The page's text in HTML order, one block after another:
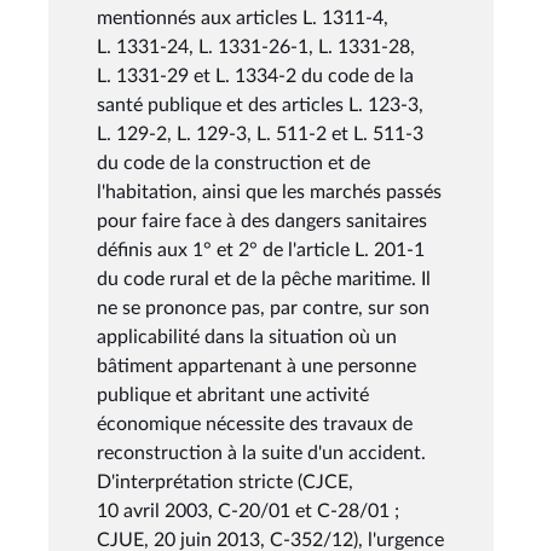
mentionnés aux articles L. 1311-4,
L. 1331-24, L. 1331-26-1, L. 1331-28,
L. 1331-29 et L. 1334-2 du code de la
santé publique et des articles L. 123-3,
L. 129-2, L. 129-3, L. 511-2 et L. 511-3
du code de la construction et de
l'habitation, ainsi que les marchés passés
pour faire face à des dangers sanitaires
définis aux 1° et 2° de l'article L. 201-1
du code rural et de la pêche maritime. Il
ne se prononce pas, par contre, sur son
applicabilité dans la situation où un
bâtiment appartenant à une personne
publique et abritant une activité
économique nécessite des travaux de
reconstruction à la suite d'un accident.
D'interprétation stricte (CJCE,
10 avril 2003, C-20/01 et C-28/01 ;
CJUE, 20 juin 2013, C-352/12), l'urgence